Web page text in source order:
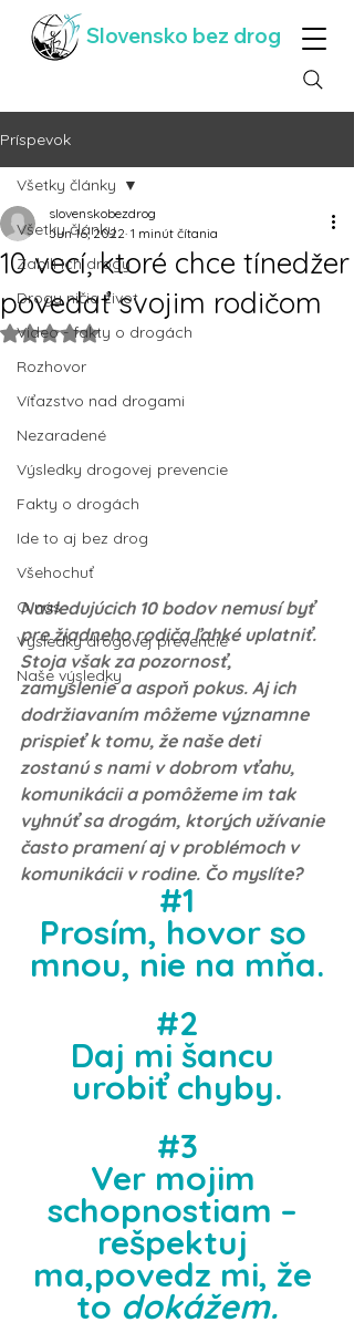
Slovensko bez drog
Príspevok
Všetky články
Zabili ich drogy
Drogy ničia život
Video - fakty o drogách
Rozhovor
Víťazstvo nad drogami
Nezaradené
Výsledky drogovej prevencie
Fakty o drogách
Ide to aj bez drog
Všehochuť
O nás
Výsledky drogovej prevencie
Naše výsledky
Všetky články
10 vecí, ktoré chce tínedžer
povedať svojim rodičom
slovenskobezdrog
Jun 16, 2022 1 minút čítania
Hodnotenie NaN z 5 hviezdičiek.
Nasledujúcich 10 bodov nemusí byť
pre žiadneho rodiča ľahké uplatniť.
Stoja však za pozornosť,
zamyslenie a aspoň pokus. Aj ich
dodržiavaním môžeme významne
prispieť k tomu, že naše deti
zostanú s nami v dobrom vťahu,
komunikácii a pomôžeme im tak
vyhnúť sa drogám, ktorých užívanie
často pramení aj v problémoch v
komunikácii v rodine. Čo myslíte?
#1
Prosím, hovor so
mnou, nie na mňa.
#2
Daj mi šancu
urobiť chyby.
#3
Ver mojim
schopnostiam –
rešpektuj
ma,povedz mi, že
to dokážem.